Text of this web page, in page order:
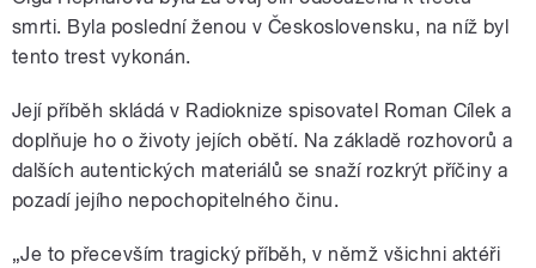
smrti. Byla poslední ženou v Československu, na níž byl
tento trest vykonán.
Její příběh skládá v Radioknize spisovatel Roman Cílek a
doplňuje ho o životy jejích obětí. Na základě rozhovorů a
dalších autentických materiálů se snaží rozkrýt příčiny a
pozadí jejího nepochopitelného činu.
„Je to přecevším tragický příběh, v němž všichni aktéři